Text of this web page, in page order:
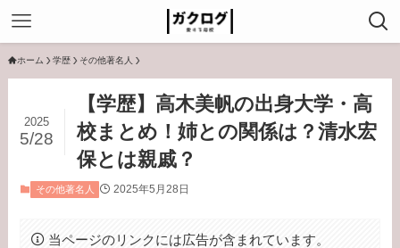
ホーム 学歴 その他著名人
【学歴】高木美帆の出身大学・高
校まとめ！姉との関係は？清水宏
保とは親戚？
2025
5/28
その他著名人 2025年5月28日
当ページのリンクには広告が含まれています。